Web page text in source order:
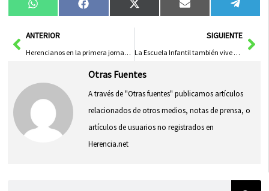
Compartir
en
WhatsAppCompartir
en
FacebookCompartir
en
X
(Twitter)
Compartir
en
Email
en
AntANTERIOR
Herencianos en la primera jornada provincial de Atletismo en Manzanares
SIGUIENTE
La Escuela Infantil también vive el Carnaval de Herencia
Otras Fuentes
A través de "Otras fuentes" publicamos artículos
relacionados de otros medios, notas de prensa, o
artículos de usuarios no registrados en
Herencia.net